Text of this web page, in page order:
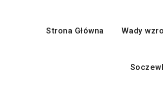
Strona Główna Wady